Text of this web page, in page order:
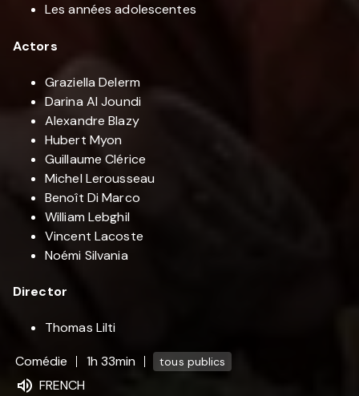
Les années adolescentes
Actors
Graziella Delerm
Darina Al Joundi
Alexandre Blazy
Hubert Myon
Guillaume Clérice
Michel Lerousseau
Benoît Di Marco
William Lebghil
Vincent Lacoste
Noémi Silvania
Director
Thomas Lilti
Comédie
1h 33min tous publics
FRENCH